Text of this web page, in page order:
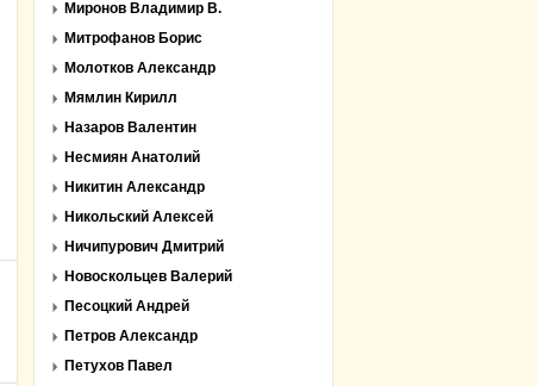
Миронов Владимир В.
Митрофанов Борис
Молотков Александр
Мямлин Кирилл
Назаров Валентин
Несмиян Анатолий
Никитин Александр
Никольский Алексей
Ничипурович Дмитрий
Новоскольцев Валерий
Песоцкий Андрей
Петров Александр
Петухов Павел